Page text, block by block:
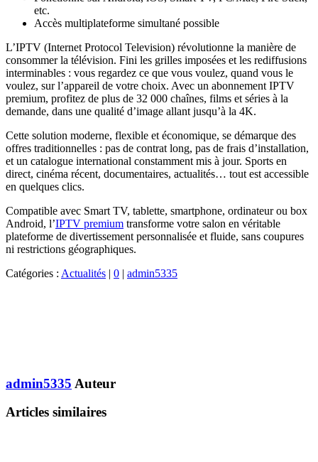
etc.
Accès multiplateforme simultané possible
L’IPTV (Internet Protocol Television) révolutionne la manière de
consommer la télévision. Fini les grilles imposées et les rediffusions
interminables : vous regardez ce que vous voulez, quand vous le
voulez, sur l’appareil de votre choix. Avec un abonnement IPTV
premium, profitez de plus de 32 000 chaînes, films et séries à la
demande, dans une qualité d’image allant jusqu’à la 4K.
Cette solution moderne, flexible et économique, se démarque des
offres traditionnelles : pas de contrat long, pas de frais d’installation,
et un catalogue international constamment mis à jour. Sports en
direct, cinéma récent, documentaires, actualités… tout est accessible
en quelques clics.
Compatible avec Smart TV, tablette, smartphone, ordinateur ou box
Android, l’IPTV premium transforme votre salon en véritable
plateforme de divertissement personnalisée et fluide, sans coupures
ni restrictions géographiques.
Catégories : Actualités | 0 | admin5335
admin5335 Auteur
Articles similaires